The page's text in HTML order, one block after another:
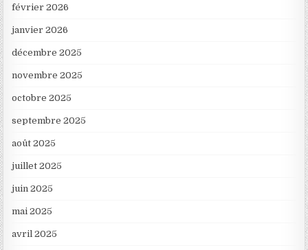
février 2026
janvier 2026
décembre 2025
novembre 2025
octobre 2025
septembre 2025
août 2025
juillet 2025
juin 2025
mai 2025
avril 2025